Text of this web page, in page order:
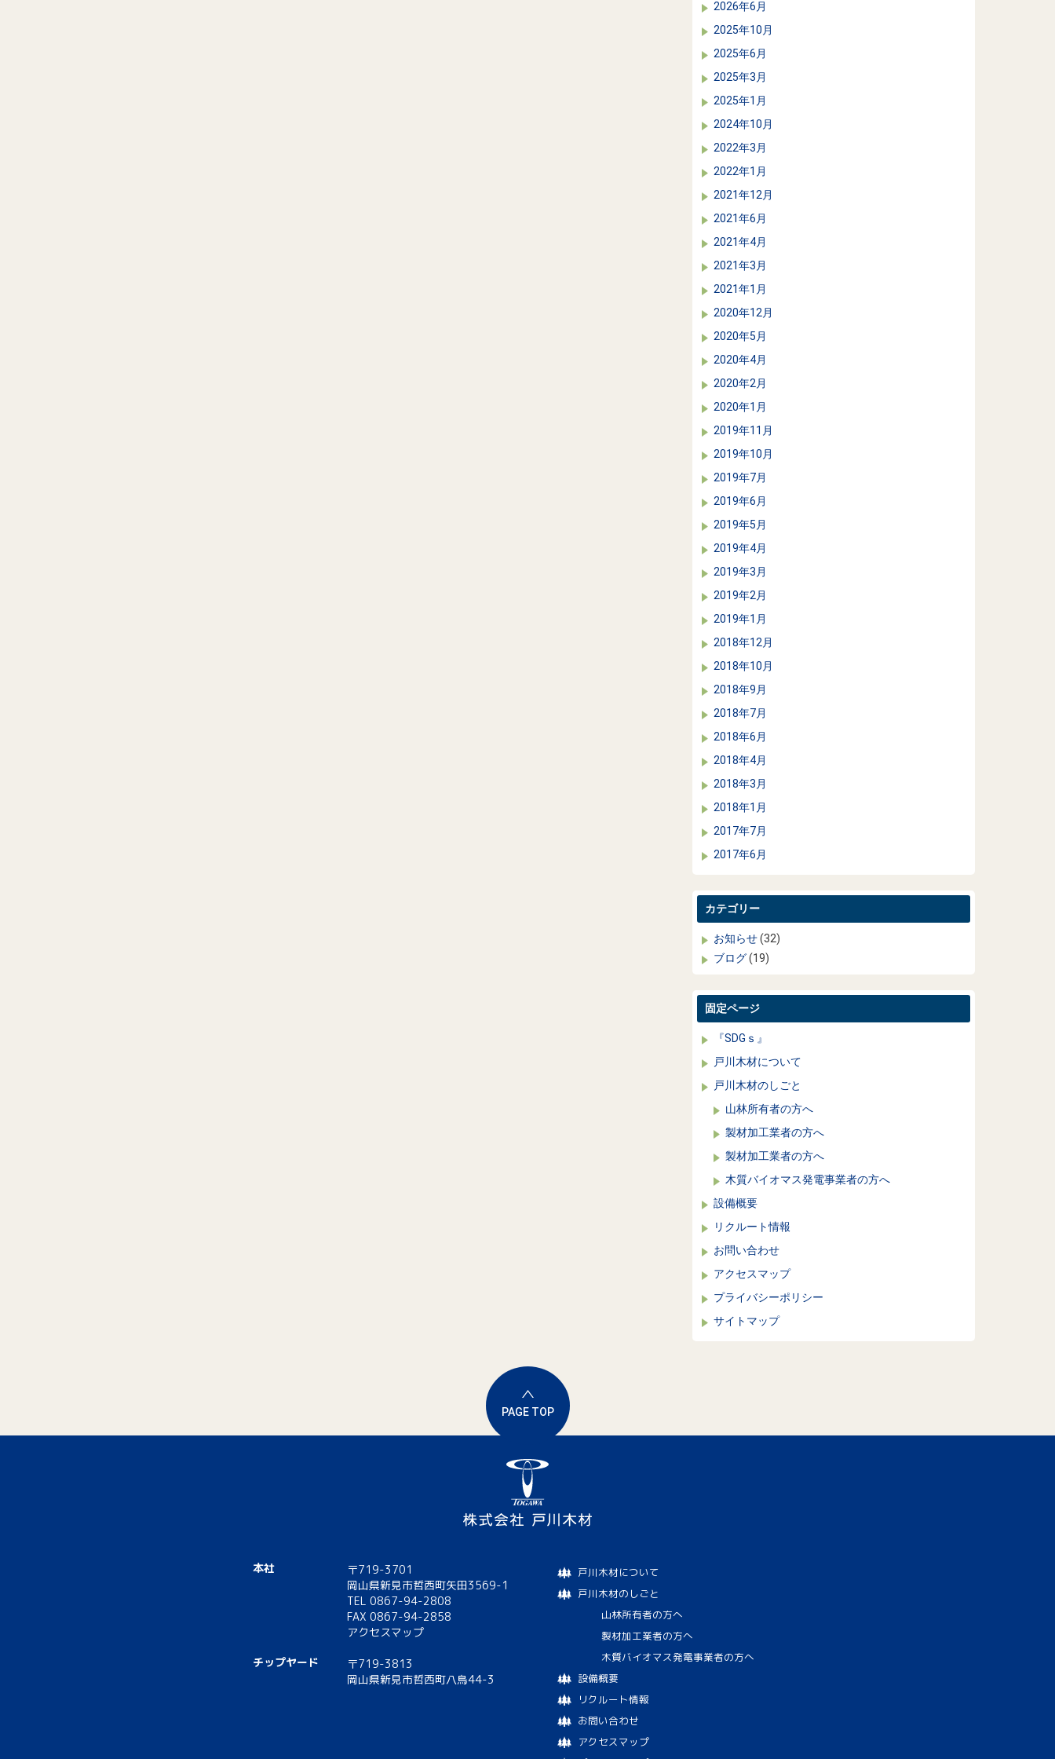
2026年6月
2025年10月
2025年6月
2025年3月
2025年1月
2024年10月
2022年3月
2022年1月
2021年12月
2021年6月
2021年4月
2021年3月
2021年1月
2020年12月
2020年5月
2020年4月
2020年2月
2020年1月
2019年11月
2019年10月
2019年7月
2019年6月
2019年5月
2019年4月
2019年3月
2019年2月
2019年1月
2018年12月
2018年10月
2018年9月
2018年7月
2018年6月
2018年4月
2018年3月
2018年1月
2017年7月
2017年6月
カテゴリー
お知らせ(32)
ブログ(19)
固定ページ
『SDGｓ』
戸川木材について
戸川木材のしごと
山林所有者の方へ
製材加工業者の方へ
製材加工業者の方へ
木質バイオマス発電事業者の方へ
設備概要
リクルート情報
お問い合わせ
アクセスマップ
プライバシーポリシー
サイトマップ
PAGE TOP
本社
〒719-3701
岡山県新見市哲西町矢田3569-1
TEL 0867-94-2808
FAX 0867-94-2858
アクセスマップ
チップヤード
〒719-3813
岡山県新見市哲西町八鳥44-3
戸川木材について
戸川木材のしごと
山林所有者の方へ
製材加工業者の方へ
木質バイオマス発電事業者の方へ
設備概要
リクルート情報
お問い合わせ
アクセスマップ